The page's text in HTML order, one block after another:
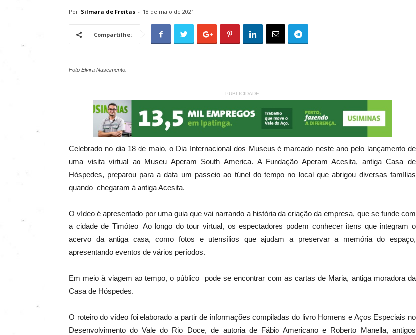
Por Silmara de Freitas - 18 de maio de 2021
Compartilhe:
Foto Elvira Nascimento.
PUBLICIDADE
Celebrado no dia 18 de maio, o Dia Internacional dos Museus é marcado neste ano pelo lançamento de
uma visita virtual ao Museu Aperam South America. A Fundação Aperam Acesita, antiga Casa de
Hóspedes, preparou para a data um passeio ao túnel do tempo no local que abrigou diversas famílias
quando chegaram à antiga Acesita.
O vídeo é apresentado por uma guia que vai narrando a história da criação da empresa, que se funde com
a cidade de Timóteo. Ao longo do tour virtual, os espectadores podem conhecer itens que integram o
acervo da antiga casa, como fotos e utensílios que ajudam a preservar a memória do espaço,
apresentando eventos de vários períodos.
Em meio à viagem ao tempo, o público pode se encontrar com as cartas de Maria, antiga moradora da
Casa de Hóspedes.
O roteiro do vídeo foi elaborado a partir de informações compiladas do livro Homens e Aços Especiais no
Desenvolvimento do Vale do Rio Doce, de autoria de Fábio Americano e Roberto Manella, antigos